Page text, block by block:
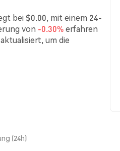
bei $0.00, mit einem 24-
von -0.30%erfahren
um die
(24h)